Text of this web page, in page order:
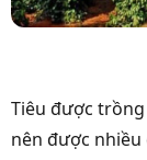
Tiêu được
nên được